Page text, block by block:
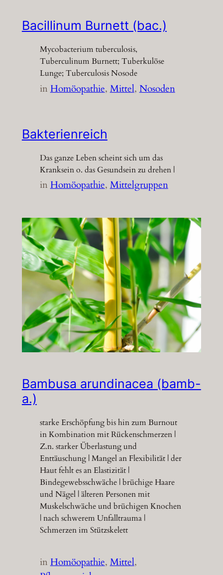
Bacillinum Burnett (bac.)
Mycobacterium tuberculosis,
Tuberculinum Burnett; Tuberkulöse
Lunge; Tuberculosis Nosode
inHomöopathie, Mittel, Nosoden
Bakterienreich
Das ganze Leben scheint sich um das
Kranksein o. das Gesundsein zu drehen |
inHomöopathie, Mittelgruppen
Bambusa arundinacea (bamb-
a.)
starke Erschöpfung bis hin zum Burnout
in Kombination mit Rückenschmerzen |
Z.n. starker Überlastung und
Enttäuschung | Mangel an Flexibilität | der
Haut fehlt es an Elastizität |
Bindegewebsschwäche | brüchige Haare
und Nägel | älteren Personen mit
Muskelschwäche und brüchigen Knochen
| nach schwerem Unfalltrauma |
Schmerzen im Stützskelett
inHomöopathie, Mittel